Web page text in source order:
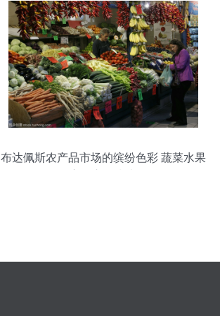
布达佩斯农产品市场的缤纷色彩 蔬菜水果